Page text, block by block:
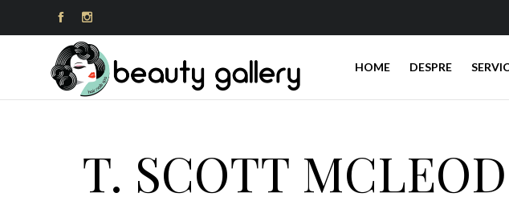
 
HOME DESPRE
T. SCOTT MCLEOD